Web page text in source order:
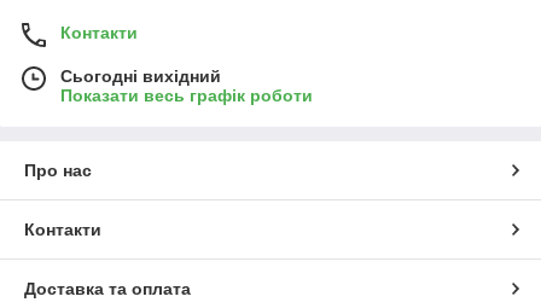
Контакти
Сьогодні вихідний
Показати весь графік роботи
Про нас
Контакти
Доставка та оплата